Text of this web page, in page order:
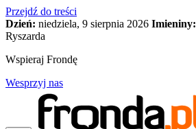
Przejdź do treści
Dzień: niedziela, 9 sierpnia 2026 Imieniny:
Ryszarda
Wspieraj Frondę
Wesprzyj nas